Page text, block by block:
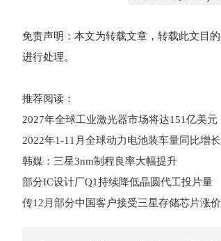
免责声明：本文为转载文章，转载此文目
进行处理。
推荐阅读：
2027年全球工业激光器市场将达151亿美元
2022年1-11月全球动力电池装车量同比增
韩媒：三星3nm制程良率大幅提升
部分IC设计厂Q1持续降低晶圆代工投片量
传12月部分中国客户接受三星存储芯片涨价